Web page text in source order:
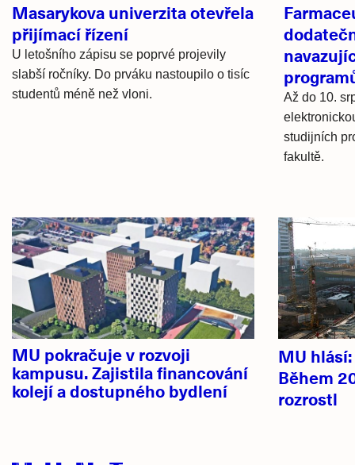
Masarykova univerzita otevřela
přijímací řízení
U letošního zápisu se poprvé projevily
slabší ročníky. Do prváku nastoupilo o tisíc
studentů méně než vloni.
Až do 10.
studijních
fakultě.
Hlavní
novinky
MU pokračuje v rozvoji
kampusu. Zajistila financování
kolejí a dostupného bydlení
MU
Během
rozrostl